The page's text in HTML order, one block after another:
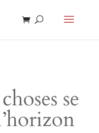
se